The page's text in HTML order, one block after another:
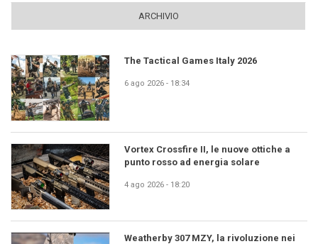
ARCHIVIO
The Tactical Games Italy 2026
6 ago 2026 - 18:34
Vortex Crossfire II, le nuove ottiche a
punto rosso ad energia solare
4 ago 2026 - 18:20
Weatherby 307 MZY, la rivoluzione nei